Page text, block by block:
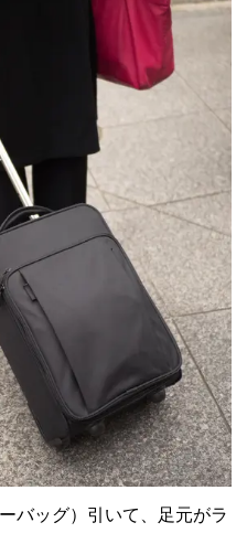
バッグ）引いて、足元がラ